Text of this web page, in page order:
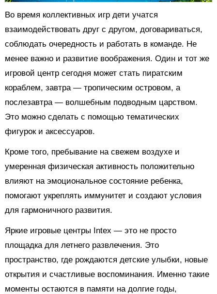
Во время коллективных игр дети учатся
взаимодействовать друг с другом, договариваться,
соблюдать очередность и работать в команде. Не
менее важно и развитие воображения. Один и тот же
игровой центр сегодня может стать пиратским
кораблем, завтра — тропическим островом, а
послезавтра — волшебным подводным царством.
Это можно сделать с помощью тематических
фигурок и аксессуаров.
Кроме того, пребывание на свежем воздухе и
умеренная физическая активность положительно
влияют на эмоциональное состояние ребенка,
помогают укреплять иммунитет и создают условия
для гармоничного развития.
Яркие игровые центры Intex — это не просто
площадка для летнего развлечения. Это
пространство, где рождаются детские улыбки, новые
открытия и счастливые воспоминания. Именно такие
моменты остаются в памяти на долгие годы,